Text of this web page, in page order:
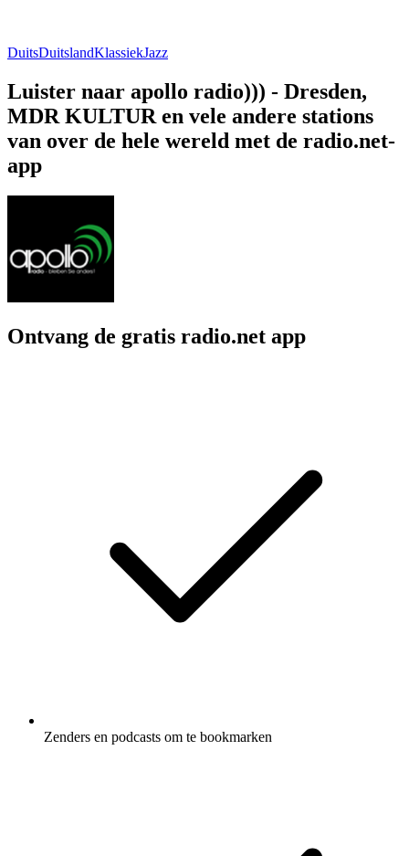
DuitsDuitslandKlassiekJazz
Luister naar apollo radio))) - Dresden,
MDR KULTUR en vele andere stations
van over de hele wereld met de radio.net-
app
Ontvang de gratis radio.net app
Zenders en podcasts om te bookmarken